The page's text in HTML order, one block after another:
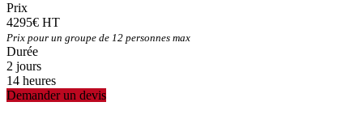
Prix
4295€ HT
Prix pour un groupe de 12 personnes max
Durée
2 jours
14 heures
Demander un devis